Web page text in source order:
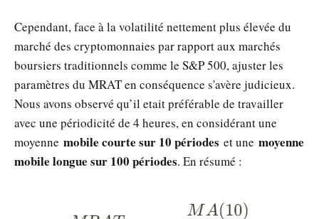
Cependant, face à la volatilité nettement plus élevée du
marché des cryptomonnaies par rapport aux marchés
boursiers traditionnels comme le S&P 500, ajuster les
paramètres du MRAT en conséquence s'avère judicieux.
Nous avons observé qu’il etait préférable de travailler
avec une périodicité de 4 heures, en considérant une
moyenne mobile courte sur 10 périodes et une moyenne
mobile longue sur 100 périodes. En résumé :